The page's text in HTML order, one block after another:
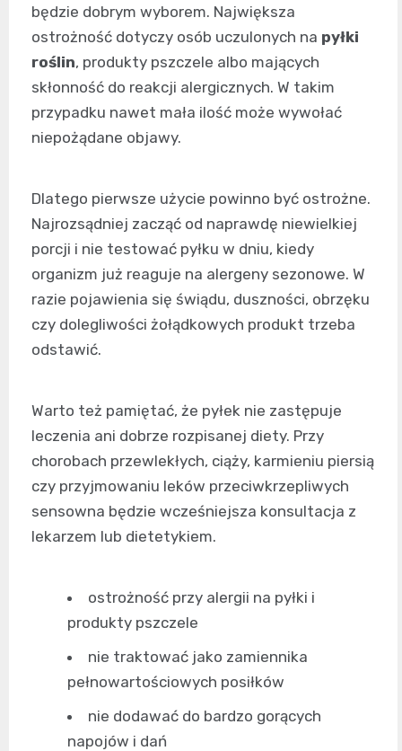
będzie dobrym wyborem. Największa
ostrożność dotyczy osób uczulonych na pyłki
roślin, produkty pszczele albo mających
skłonność do reakcji alergicznych. W takim
przypadku nawet mała ilość może wywołać
niepożądane objawy.
Dlatego pierwsze użycie powinno być ostrożne.
Najrozsądniej zacząć od naprawdę niewielkiej
porcji i nie testować pyłku w dniu, kiedy
organizm już reaguje na alergeny sezonowe. W
razie pojawienia się świądu, duszności, obrzęku
czy dolegliwości żołądkowych produkt trzeba
odstawić.
Warto też pamiętać, że pyłek nie zastępuje
leczenia ani dobrze rozpisanej diety. Przy
chorobach przewlekłych, ciąży, karmieniu piersią
czy przyjmowaniu leków przeciwkrzepliwych
sensowna będzie wcześniejsza konsultacja z
lekarzem lub dietetykiem.
ostrożność przy alergii na pyłki i
produkty pszczele
nie traktować jako zamiennika
pełnowartościowych posiłków
nie dodawać do bardzo gorących
napojów i dań